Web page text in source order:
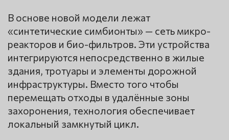
В основе новой модели лежат
«синтетические симбионты» — сеть микро-
реакторов и био-фильтров. Эти устройства
интегрируются непосредственно в жилые
здания, тротуары и элементы дорожной
инфраструктуры. Вместо того чтобы
перемещать отходы в удалённые зоны
захоронения, технология обеспечивает
локальный замкнутый цикл.